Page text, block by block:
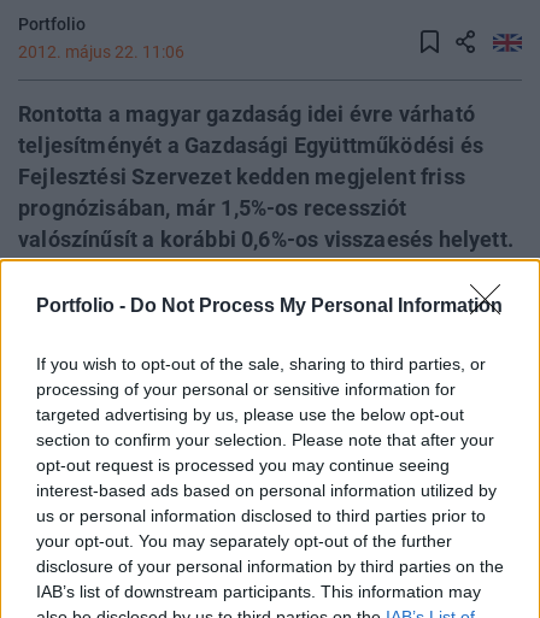
Portfolio - Do Not Process My Personal Information
If you wish to opt-out of the sale, sharing to third parties, or
processing of your personal or sensitive information for
targeted advertising by us, please use the below opt-out
section to confirm your selection. Please note that after your
opt-out request is processed you may continue seeing
interest-based ads based on personal information utilized by
us or personal information disclosed to third parties prior to
your opt-out. You may separately opt-out of the further
disclosure of your personal information by third parties on the
IAB’s list of downstream participants. This information may
Portfolio
2012. május 22. 11:06
Rontotta a magyar gazdaság idei évre várható
teljesítményét a Gazdasági Együttműködési és
Fejlesztési Szervezet kedden megjelent friss
prognózisában, már 1,5%-os recessziót
valószínűsít a korábbi 0,6%-os visszaesés helyett.
korábbiaknál kedvezőbben látja az OECD a
a GDP-arányos deficit, míg jövőre 2,9%-ra
csökkenhet.
Még mélyebb lesz az idei recesszió Márciusban még 0,6%-
os gazdasági visszaesést várt az OECD Magyarország
esetében az idei évre vonatkozóan, míg jövőre 1,1%-os
bővülést jelzett akkor. A párizsi székhelyű nemzetközi
szervezet kedden megjelent friss prognózisa viszont már
1,5%-os recessziót jelez előre 2012-re, míg 2013-ban 1,1%-